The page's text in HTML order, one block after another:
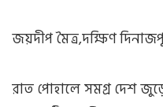
জয়দীপ মৈত্র,দক্ষিণ
রাত পোহালে সমগ্র দেশ